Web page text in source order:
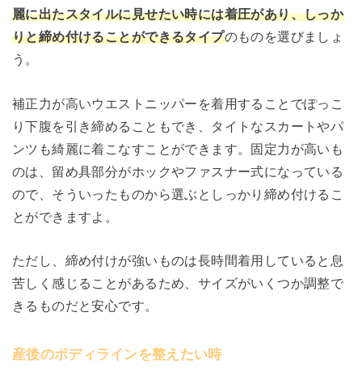
麗に出たスタイルに見せたい時には着圧があり、しっか
りと締め付けることができるタイプのものを選びましょ
う。
補正力が高いウエストニッパーを着用することでぽっこ
り下腹を引き締めることもでき、タイトなスカートやパ
ンツも綺麗に着こなすことができます。固定力が高いも
のは、留め具部分がホックやファスナー式になっている
ので、そういったものから選ぶとしっかり締め付けるこ
とができますよ。
ただし、締め付けが強いものは長時間着用していると息
苦しく感じることがあるため、サイズがいくつか調整で
きるものだと安心です。
産後のボディラインを整えたい時